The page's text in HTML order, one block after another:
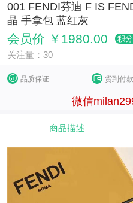
001 FENDI芬迪 F IS
晶 手拿包 蓝红灰
会员价 ￥1980.00 积
关注量：30
品质保证 货到付款
微信
商品描述